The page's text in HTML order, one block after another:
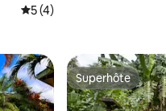
Note moyenne de 5 sur 5,
5 (4)
Superhôte
Superhôte